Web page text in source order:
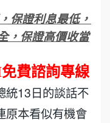
保證利息最低，
，保證高價收當
免費諮詢專線
統13日的談話不
原本看似有機會